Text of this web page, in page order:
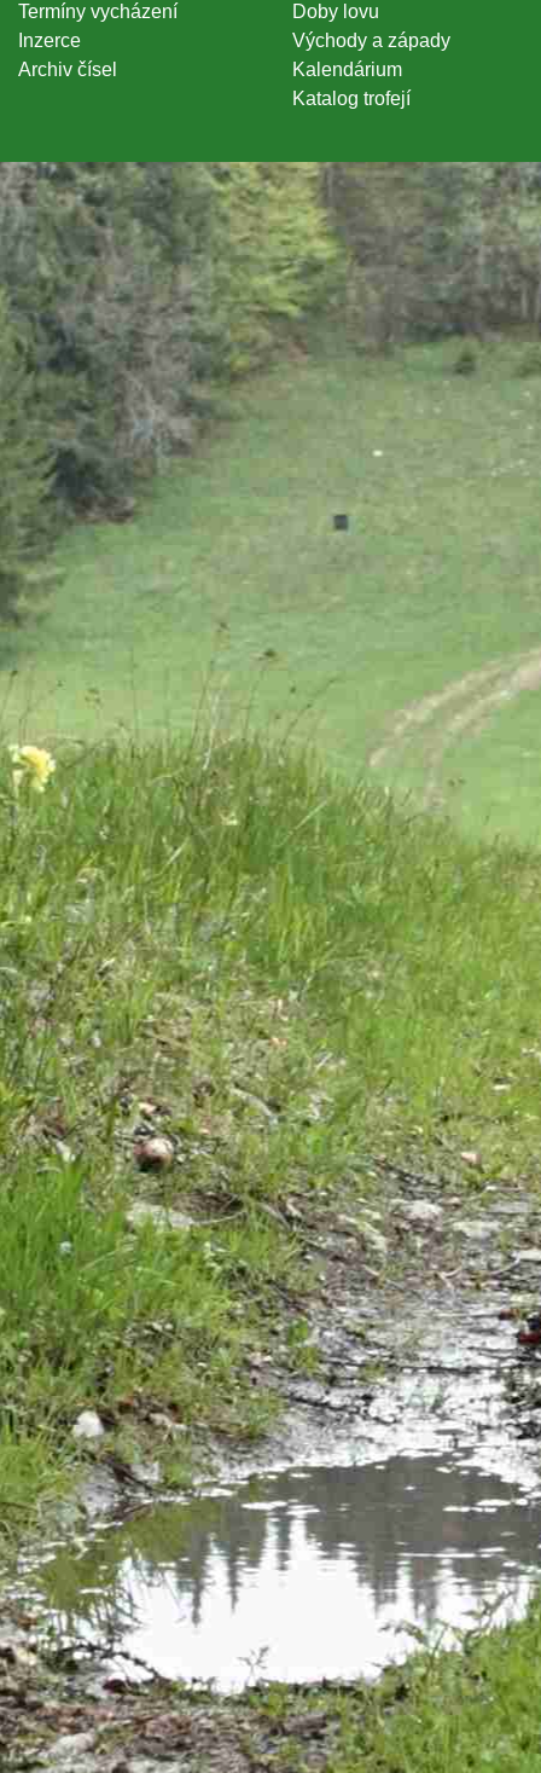
Termíny vycházení
Inzerce
Archiv čísel
Doby lovu
Východy a západy
Kalendárium
Katalog trofejí